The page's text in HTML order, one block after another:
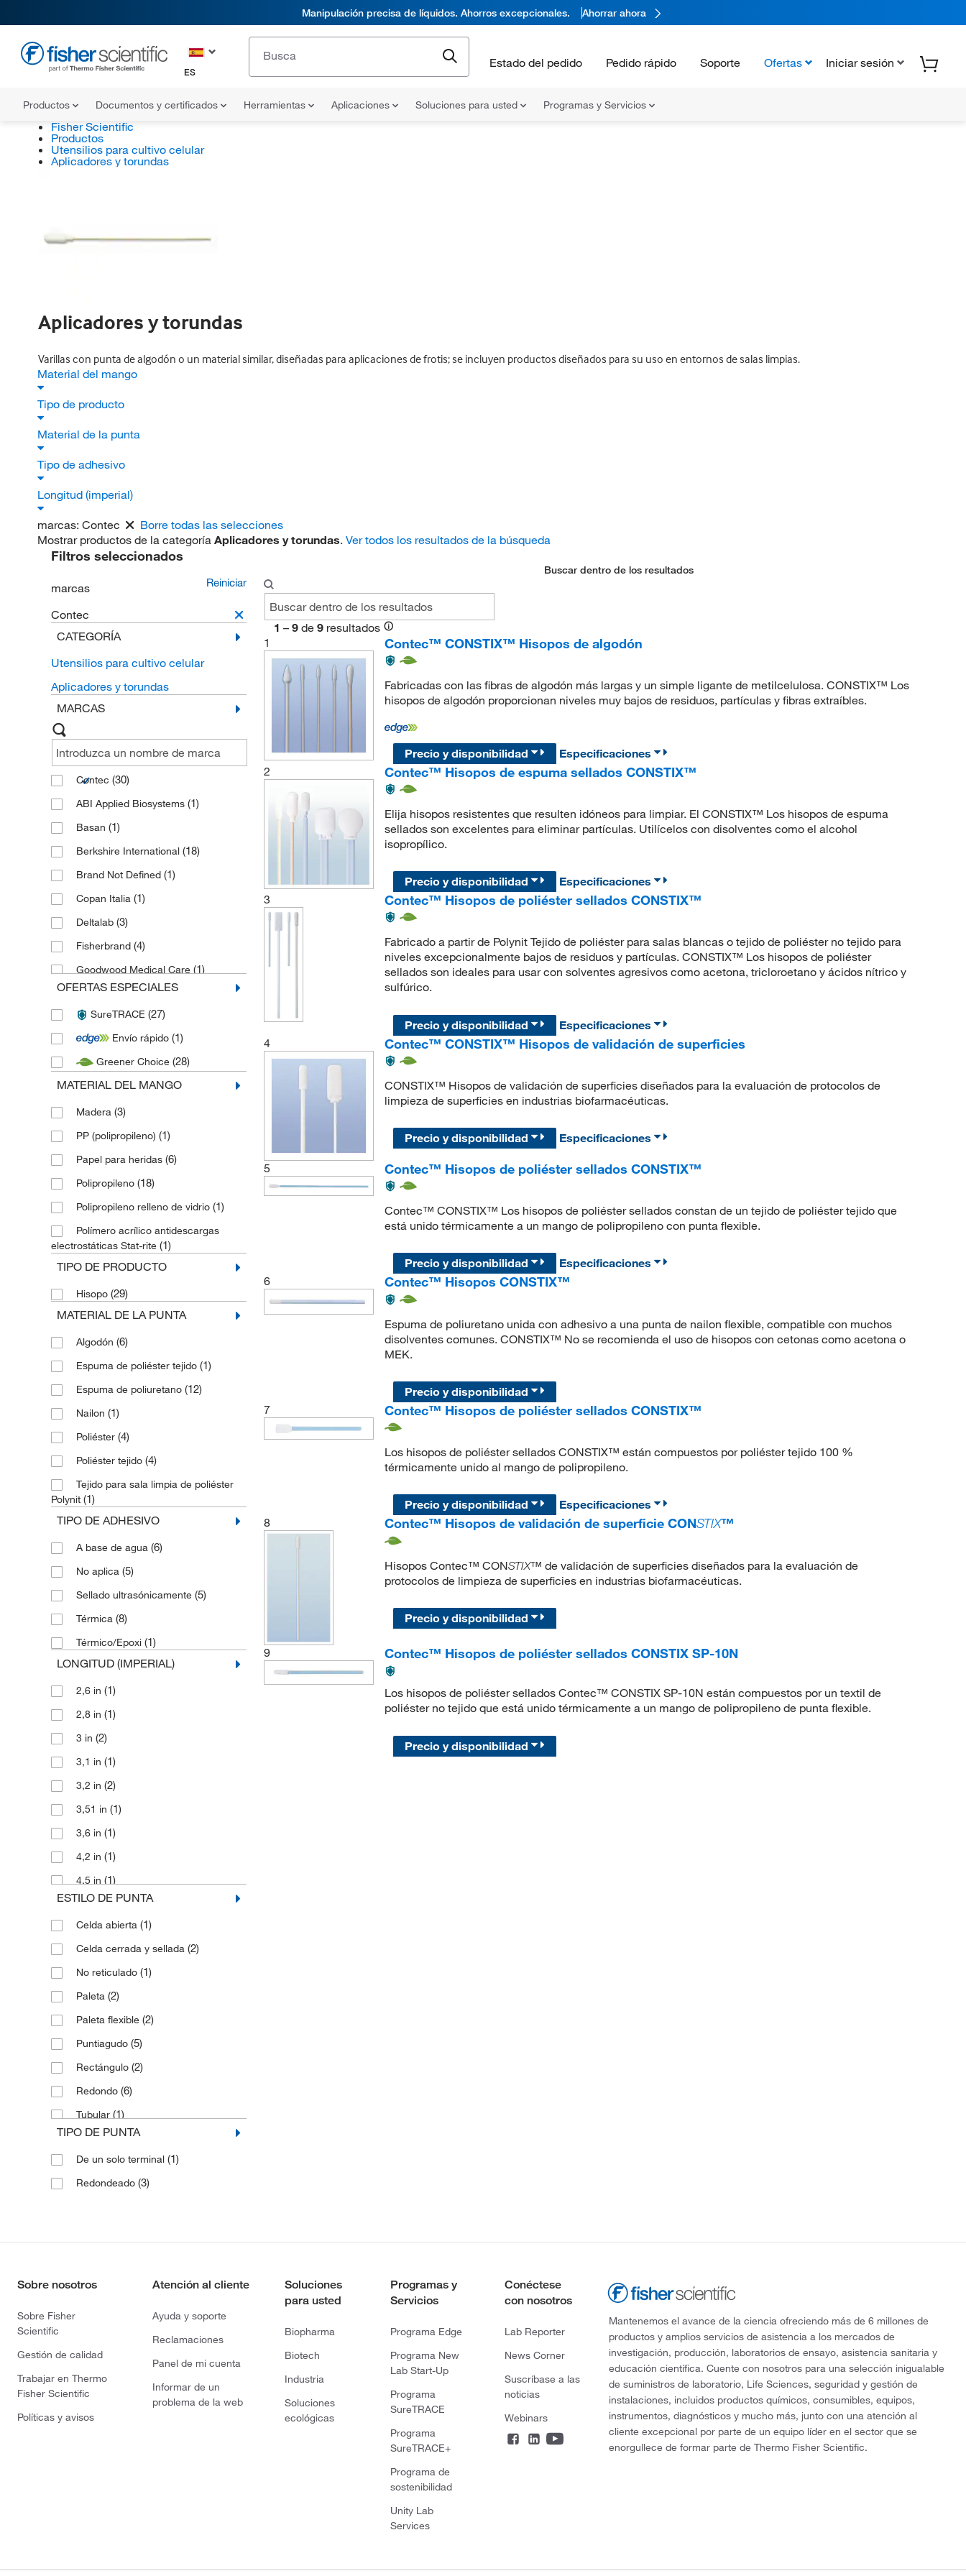
Manipulación precisa de líquidos. Ahorros excepcionales. Ahorrar ahora
ES
Estado del pedido Pedido rápido Soporte Ofertas Iniciar sesión
Productos Documentos y certificados Herramientas Aplicaciones Soluciones para usted Programas y Servicios
Fisher Scientific
Productos
Utensilios para cultivo celular
Aplicadores y torundas
Aplicadores y torundas
Varillas con punta de algodón o un material similar, diseñadas para aplicaciones de frotis; se incluyen productos diseñados para su uso en entornos de salas limpias.
Material del mango
Tipo de producto
Material de la punta
Tipo de adhesivo
Longitud (imperial)
marcas: Contec
Borre todas las selecciones
Mostrar productos de la categoría Aplicadores y torundas. Ver todos los resultados de la búsqueda
Filtros seleccionados
Reiniciar
marcas
Contec
CATEGORÍA
Utensilios para cultivo celular
Aplicadores y torundas
MARCAS
Contec (30)
ABI Applied Biosystems (1)
Basan (1)
Berkshire International (18)
Brand Not Defined (1)
Copan Italia (1)
Deltalab (3)
Fisherbrand (4)
Goodwood Medical Care (1)
Hamilton(1)
Herenz Heinz(17)
Invitrogen(2)
ITW(5)
Jiangsu HanHeng Medical Tech
Medline Scientific
Microgen(1)
Micronova (1)
Microspec(6)
Technical Service Consultants(1)
Texwipe (53)
OFERTAS ESPECIALES
SureTRACE (27)
Envío rápido (1)
Greener Choice (28)
MATERIAL DEL MANGO
Madera (3)
PP (polipropileno) (1)
Papel para heridas (6)
Polipropileno (18)
Polipropileno relleno de vidrio (1)
Polímero acrílico antidescargas
electrostáticas Stat-rite (1)
TIPO DE PRODUCTO
Hisopo (29)
MATERIAL DE LA PUNTA
Algodón (6)
Espuma de poliéster tejido (1)
Espuma de poliuretano (12)
Nailon (1)
Poliéster (4)
Poliéster tejido (4)
Tejido para sala limpia de poliéster
Polynit (1)
TIPO DE ADHESIVO
A base de agua (6)
No aplica (5)
Sellado ultrasónicamente (5)
Térmica (8)
Térmico/Epoxi (1)
LONGITUD (IMPERIAL)
2,6 in (1)
2,8 in (1)
3 in (2)
3,1 in (1)
3,2 in (2)
3,51 in (1)
3,6 in (1)
4,2 in (1)
4,5 in (1)
4,9 in(2)
5 in(2)
5,9 in (1)
6 in(8)
6,0 in(1)
ESTILO DE PUNTA
Celda abierta (1)
Celda cerrada y sellada (2)
No reticulado (1)
Paleta (2)
Paleta flexible (2)
Puntiagudo (5)
Rectángulo (2)
Redondo (6)
Tubular (1)
Óvalo (2)
TIPO DE PUNTA
De un solo terminal (1)
Redondeado (3)
Buscar dentro de los resultados
1 – 9 de 9 resultados
1
Contec™ CONSTIX™ Hisopos de algodón
Fabricadas con las fibras de algodón más largas y un simple ligante de metilcelulosa. CONSTIX™ Los
hisopos de algodón proporcionan niveles muy bajos de residuos, partículas y fibras extraíbles.
Precio y disponibilidad
Especificaciones
2
Contec™ Hisopos de espuma sellados CONSTIX™
Elija hisopos resistentes que resulten idóneos para limpiar. El CONSTIX™ Los hisopos de espuma
sellados son excelentes para eliminar partículas. Utilícelos con disolventes como el alcohol
isopropílico.
Precio y disponibilidad
Especificaciones
3
Contec™ Hisopos de poliéster sellados CONSTIX™
Fabricado a partir de Polynit Tejido de poliéster para salas blancas o tejido de poliéster no tejido para
niveles excepcionalmente bajos de residuos y partículas. CONSTIX™ Los hisopos de poliéster
sellados son ideales para usar con solventes agresivos como acetona, tricloroetano y ácidos nítrico y
sulfúrico.
Precio y disponibilidad
Especificaciones
4
Contec™ CONSTIX™ Hisopos de validación de superficies
CONSTIX™ Hisopos de validación de superficies diseñados para la evaluación de protocolos de
limpieza de superficies en industrias biofarmacéuticas.
Precio y disponibilidad Especificaciones
5 Contec™ Hisopos de poliéster sellados CONSTIX™
Contec™ CONSTIX™ Los hisopos de poliéster sellados constan de un tejido de poliéster tejido que
está unido térmicamente a un mango de polipropileno con punta flexible.
Precio y disponibilidad
Especificaciones
6
Contec™ Hisopos CONSTIX™
Espuma de poliuretano unida con adhesivo a una punta de nailon flexible, compatible con muchos
disolventes comunes. CONSTIX™ No se recomienda el uso de hisopos con cetonas como acetona o
MEK.
Precio y disponibilidad
7
Contec™ Hisopos de poliéster sellados CONSTIX™
Los hisopos de poliéster sellados CONSTIX™ están compuestos por poliéster tejido 100 %
térmicamente unido al mango de polipropileno.
Precio y disponibilidad
Especificaciones
8
Contec™ Hisopos de validación de superficie CONSTIX™
Hisopos Contec™ CONSTIX™ de validación de superficies diseñados para la evaluación de
protocolos de limpieza de superficies en industrias biofarmacéuticas.
Precio y disponibilidad
9 Contec™ Hisopos de poliéster sellados CONSTIX SP-10N
Los hisopos de poliéster sellados Contec™ CONSTIX SP-10N están compuestos por un textil de
poliéster no tejido que está unido térmicamente a un mango de polipropileno de punta flexible.
Precio y disponibilidad
Sobre nosotros
Sobre Fisher
Scientific
Gestión de calidad
Trabajar en Thermo
Fisher Scientific
Políticas y avisos
Atención al cliente
Ayuda y soporte
Reclamaciones
Panel de mi cuenta
Informar de un
problema de la web
Soluciones
para usted
Biopharma
Biotech
Industria
Soluciones
ecológicas
Programas y
Servicios
Programa Edge
Programa New
Lab Start-Up
Programa
SureTRACE
Programa
SureTRACE+
Programa de
sostenibilidad
Unity Lab
Services
Conéctese
con nosotros
Lab Reporter
News Corner
Suscríbase a las
noticias
Webinars
Mantenemos el avance de la ciencia ofreciendo más de 6 millones de
productos y amplios servicios de asistencia a los mercados de
investigación, producción, laboratorios de ensayo, asistencia sanitaria y
educación científica. Cuente con nosotros para una selección inigualable
de suministros de laboratorio, Life Sciences, seguridad y gestión de
instalaciones, incluidos productos químicos, consumibles, equipos,
instrumentos, diagnósticos y mucho más, junto con una atención al
cliente excepcional por parte de un equipo líder en el sector que se
enorgullece de formar parte de Thermo Fisher Scientific.